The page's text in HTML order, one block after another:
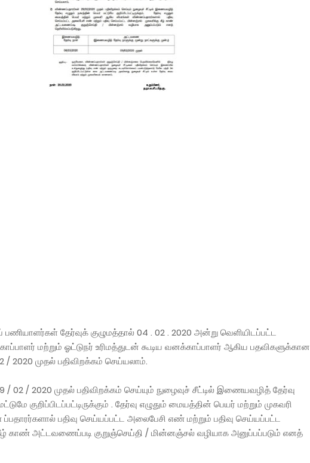
பணியாளர்கள் தேர்வுக் குழுமத்தால் 04 . 02 . 2020 அன்று வெளியிடப்பட்ட
மற்றும் ஓட்டுநர் உரிமத்துடன் கூடிய வனக்காப்பாளர் ஆகிய பதவிகளுக்கான
/ 2020 முதல் பதிவிறக்கம் செய்யலாம்.
02 / 2020 முதல் பதிவிறக்கம் செய்யும் நுழைவுச் சீட்டில் இணையவழித் தேர்வு
குறிப்பிடப்பட்டிருக்கும் . தேர்வு எழுதும் மையத்தின் பெயர் மற்றும் முகவரி
பதிவு செய்யப்பட்ட அலைபேசி எண் மற்றும் பதிவு செய்யப்பட்ட
காண் அட்டவணைப்படி குறுஞ்செய்தி / மின்னஞ்சல் வழியாக அனுப்பப்படும் எனத்